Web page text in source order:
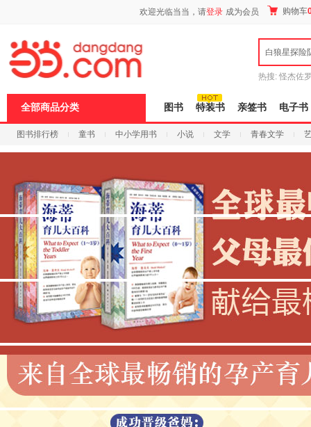
欢迎光临当当，请登录 成为会员 购物车
白狼星探险
热搜: 怪杰佐
全部商品分类 图书 特装书 亲签书 电子书
图书排行榜 童书 中小学用书 小说 文学 青春文学
科技 进口原版 电子书
页
打